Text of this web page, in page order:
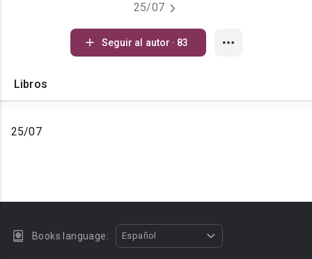
25/07
Seguir al autor · 83
Libros
25/07
Books language: Español